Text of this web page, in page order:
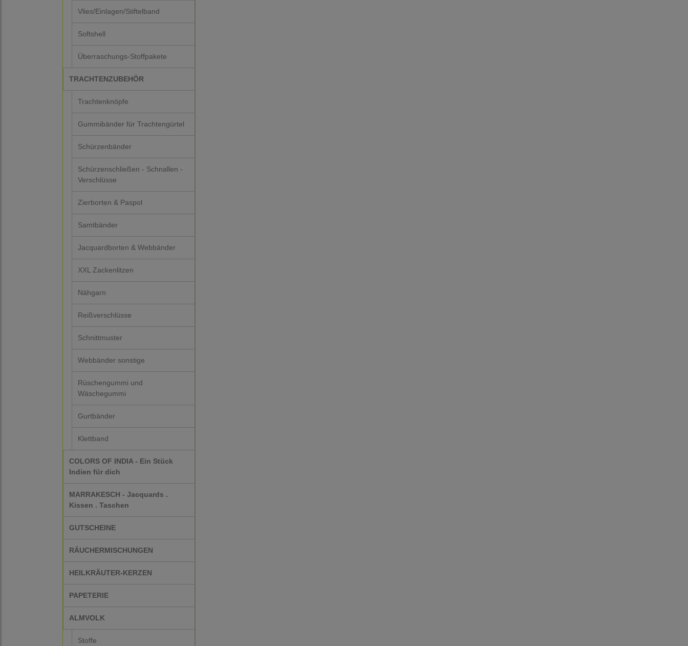
Vlies/Einlagen/Stiftelband
Softshell
Überraschungs-Stoffpakete
TRACHTENZUBEHÖR
Trachtenknöpfe
Gummibänder für Trachtengürtel
Schürzenbänder
Schürzenschließen - Schnallen -
Verschlüsse
Zierborten & Paspol
Samtbänder
Jacquardborten & Webbänder
XXL Zackenlitzen
Nähgarn
Reißverschlüsse
Schnittmuster
Webbänder sonstige
Rüschengummi und
Wäschegummi
Gurtbänder
Klettband
COLORS OF INDIA - Ein Stück
Indien für dich
MARRAKESCH - Jacquards .
Kissen . Taschen
GUTSCHEINE
RÄUCHERMISCHUNGEN
HEILKRÄUTER-KERZEN
PAPETERIE
ALMVOLK
Stoffe